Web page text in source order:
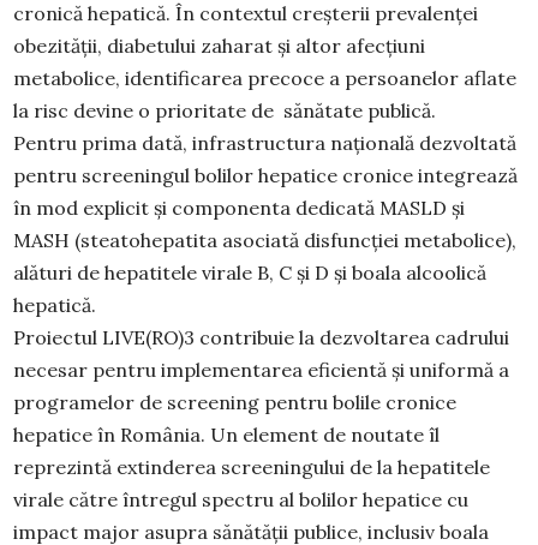
cronică hepatică. În contextul creșterii prevalenței
obezității, diabetului zaharat și altor afecțiuni
metabolice, identificarea precoce a persoanelor aflate
la risc devine o prioritate de sănătate publică.
Pentru prima dată, infrastructura națională dezvoltată
pentru screeningul bolilor hepatice cronice integrează
în mod explicit și componenta dedicată MASLD și
MASH (steatohepatita asociată disfuncției metabolice),
alături de hepatitele virale B, C și D și boala alcoolică
hepatică.
Proiectul LIVE(RO)3 contribuie la dezvoltarea cadrului
necesar pentru implementarea eficientă și uniformă a
programelor de screening pentru bolile cronice
hepatice în România. Un element de noutate îl
reprezintă extinderea screeningului de la hepatitele
virale către întregul spectru al bolilor hepatice cu
impact major asupra sănătății publice, inclusiv boala